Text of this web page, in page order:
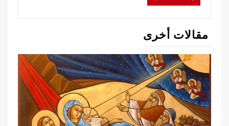
مقالات أخرى